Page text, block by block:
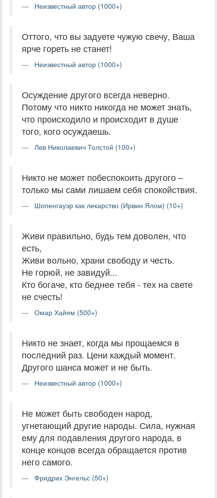
Неизвестный автор (1000+)
Оттого, что вы задуете чужую свечу, Ваша
ярче гореть не станет!
Неизвестный автор (1000+)
Осуждение другого всегда неверно.
Потому что никто никогда не может знать,
что происходило и происходит в душе
того, кого осуждаешь.
Лев Николаевич Толстой (100+)
Никто не может побеспокоить другого –
только мы сами лишаем себя спокойствия.
Шопенгауэр как лекарство (Ирвин Ялом) (10+)
Живи правильно, будь тем доволен, что
есть,
Живи вольно, храни свободу и честь.
Не горюй, не завидуй...
Кто богаче, кто беднее тебя - тех на свете
не счесть!
Омар Хайям (500+)
Никто не знает, когда мы прощаемся в
последний раз. Цени каждый момент.
Другого шанса может и не быть.
Неизвестный автор (1000+)
Не может быть свободен народ,
угнетающий другие народы. Сила, нужная
ему для подавления другого народа, в
конце концов всегда обращается против
него самого.
Фридрих Энгельс (50+)